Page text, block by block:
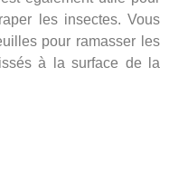
les insectes. Vous
pour ramasser les
à la surface de la